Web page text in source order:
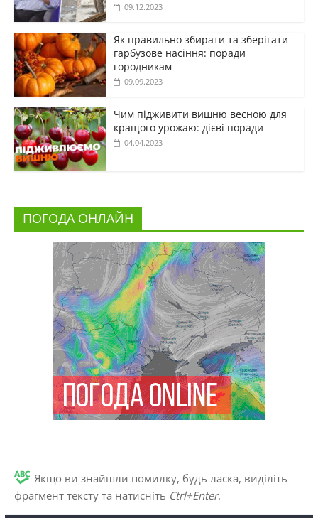
09.12.2023
Як правильно збирати та зберігати
гарбузове насіння: поради
городникам
09.09.2023
Чим підживити вишню весною для
кращого урожаю: дієві поради
04.04.2023
ПОГОДА ОНЛАЙН
Якщо ви знайшли помилку, будь ласка, виділіть
фрагмент тексту та натисніть Ctrl+Enter.